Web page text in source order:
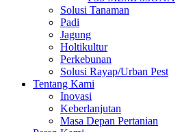
Solusi Tanaman
Padi
Jagung
Holtikultur
Perkebunan
Solusi Rayap/Urban Pest
Tentang Kami
Inovasi
Keberlanjutan
Masa Depan Pertanian